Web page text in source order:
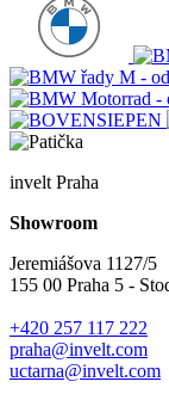
invelt Praha
Showroom
Jeremiášova 1127/5
155 00 Praha 5 -
+420 257 117 222
praha@invelt.com
uctarna@invelt.com